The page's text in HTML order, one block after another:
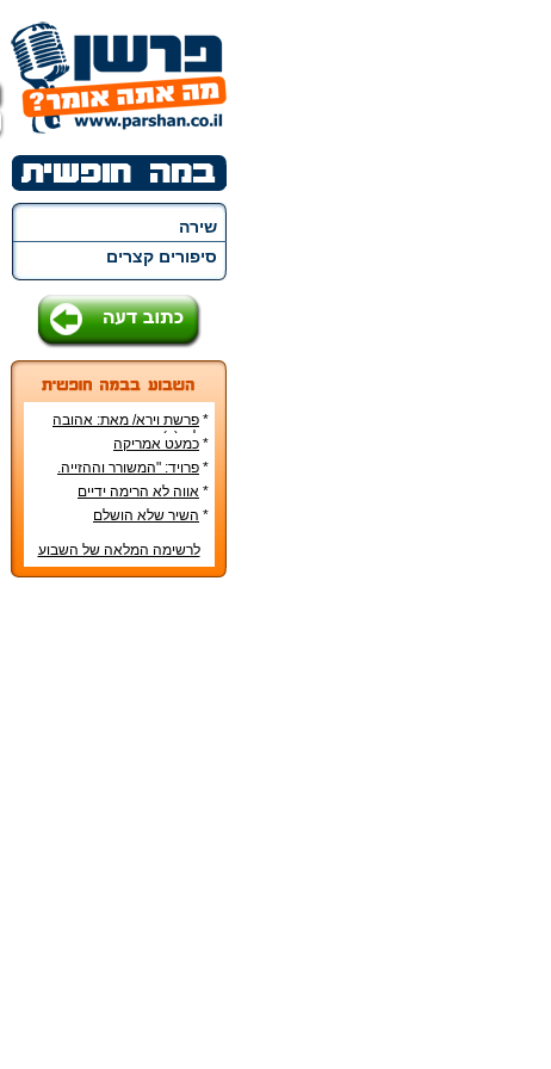
שירה
סיפורים קצרים
* פרשת וירא/ מאת: אהובה
קליין (c)
* כמעט אמריקה
* פרויד: "המשורר וההזייה.
מעשה היצירה בראי
הפסיכואנליזה".
* אווה לא הרימה ידיים
* השיר שלא הושלם
לרשימה המלאה של השבוע